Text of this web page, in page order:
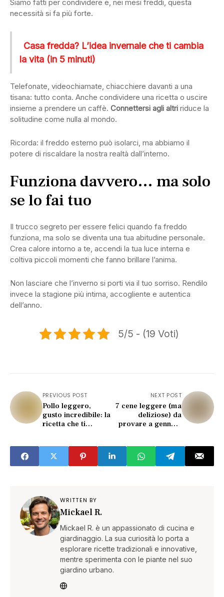
Siamo fatti per condividere e, nei mesi freddi, questa
necessità si fa più forte.
Casa fredda? L’idea invernale che ti cambia
la vita (in 5 minuti)
Telefonate, videochiamate, chiacchiere davanti a una
tisana: tutto conta. Anche condividere una ricetta o uscire
insieme a prendere un caffè. Connettersi agli altri riduce la
solitudine come nulla al mondo.
Ricorda: il freddo esterno può isolarci, ma abbiamo il
potere di riscaldare la nostra realtà dall’interno.
Funziona davvero… ma solo
se lo fai tuo
Il trucco segreto per essere felici quando fa freddo
funziona, ma solo se diventa una tua abitudine personale.
Crea calore intorno a te, accendi la tua luce interna e
coltiva piccoli momenti che fanno brillare l’anima.
Non lasciare che l’inverno si porti via il tuo sorriso. Rendilo
invece la stagione più intima, accogliente e autentica
dell’anno.
5/5 - (19 Voti)
PREVIOUS POST
Pollo leggero,
gusto incredibile: la
ricetta che ti
NEXT POST
7 cene leggere (ma
deliziose) da
provare a gennaio
WRITTEN BY
Mickael R.
Mickael R. è un appassionato di cucina e
giardinaggio. La sua curiosità lo porta a
esplorare ricette tradizionali e innovative,
mentre sperimenta con le piante nel suo
giardino urbano.